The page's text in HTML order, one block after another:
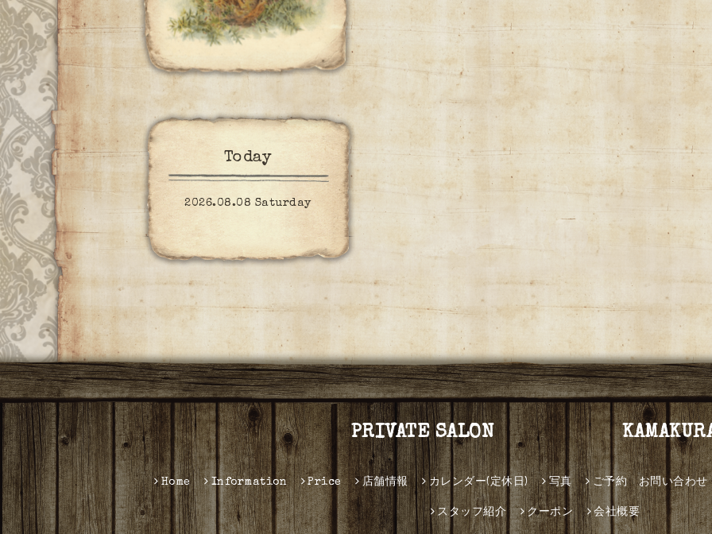
Today
2026.08.08 Saturday
PRIVATE SALON
Home Information Price 店舗情報 カレンダー(定休日) 写真 ご予約 お問い合わせ
スタッフ紹介 クーポン 会社概要